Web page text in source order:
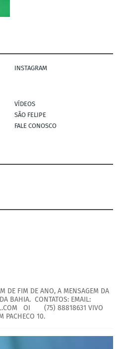
INSTAGRAM
VÍDEOS
SÃO FELIPE
FALE CONOSCO
DE FIM DE ANO, A MENSAGEM DA
BAHIA. CONTATOS: EMAIL:
OI (75) 88818631 VIVO
PACHECO 10.